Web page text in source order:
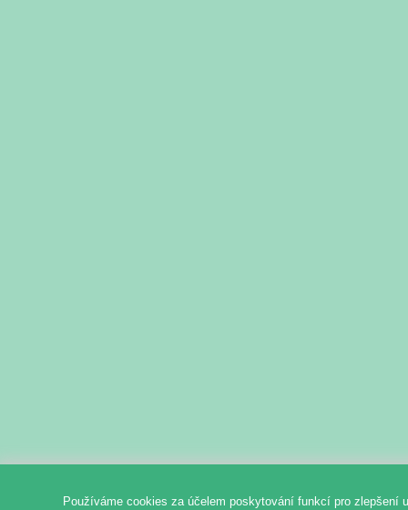
Používáme cookies za účelem poskytování funkcí pro zlepšení